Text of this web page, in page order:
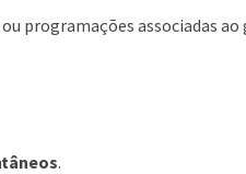
programações associadas
.